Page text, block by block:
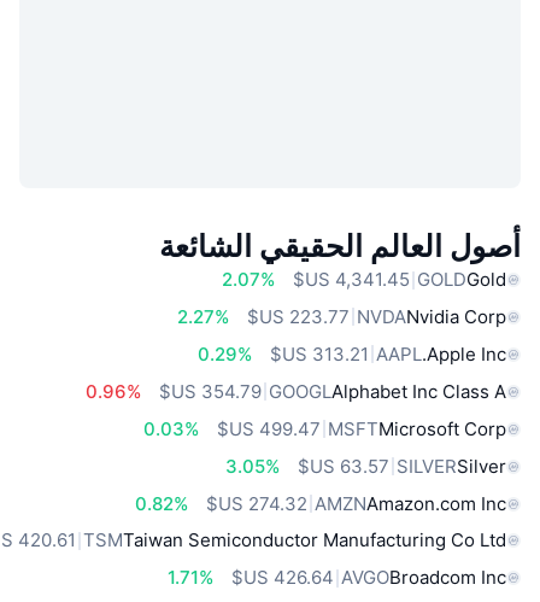
أصول العالم الحقيقي الشائعة
Gold
GOLD
2.07%
Nvidia Corp
NVDA
2.27%
Apple Inc.
AAPL
0.29%
Alphabet Inc Class A
GOOGL
‏354.79 US$
0.96%
Microsoft Corp
MSFT
0.03%
Silver
SILVER
3.05%
Amazon.com Inc
AMZN
0.82%
Taiwan Semiconductor Manufacturing Co Ltd
TSM
Broadcom Inc
AVGO
1.71%